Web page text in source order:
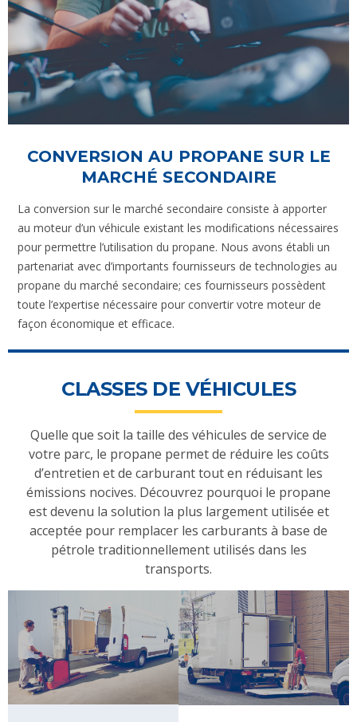
CONVERSION AU PROPANE SUR LE
MARCHÉ SECONDAIRE
La conversion sur le marché secondaire consiste à apporter
au moteur d’un véhicule existant les modifications nécessaires
pour permettre l’utilisation du propane. Nous avons établi un
partenariat avec d’importants fournisseurs de technologies au
propane du marché secondaire; ces fournisseurs possèdent
toute l’expertise nécessaire pour convertir votre moteur de
façon économique et efficace.
CLASSES DE VÉHICULES
Quelle que soit la taille des véhicules de service de
votre parc, le propane permet de réduire les coûts
d’entretien et de carburant tout en réduisant les
émissions nocives. Découvrez pourquoi le propane
est devenu la solution la plus largement utilisée et
acceptée pour remplacer les carburants à base de
pétrole traditionnellement utilisés dans les
transports.